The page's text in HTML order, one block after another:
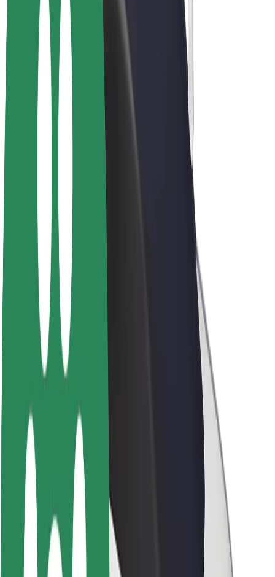
Bolt Drive
Bolt for Business
Elcyklar
Bolt Plus
Tjäna pengar med Bolt
Kurirers intäkter
Åkerier
Franchise
Karriär
Om Bolt
Hållbarhet på Bolt
Projekt Zero
Blogg
Riktlinjer för varumärket
Uppdrag
Investerarrelationer
Ledning
Varumärke
Media
Urban Fund
Säkerhet